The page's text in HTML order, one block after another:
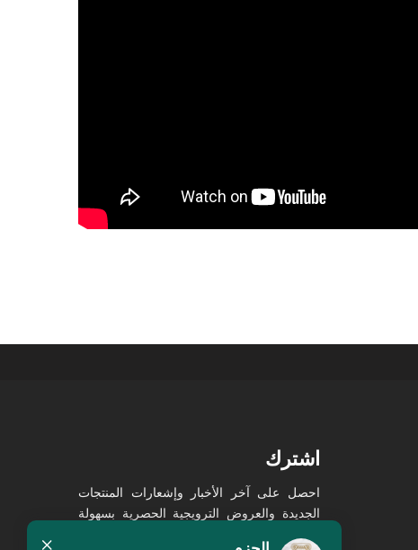
اشترك
احصل على آخر الأخبار وإشعارات المنتجات
الجديدة والعروض الترويجية الحصرية بسهولة